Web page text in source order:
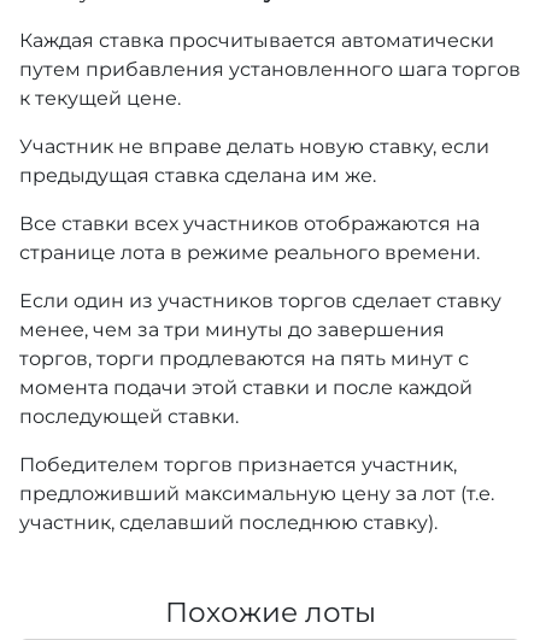
Каждая ставка просчитывается автоматически
путем прибавления установленного шага торгов
к текущей цене.
Участник не вправе делать новую ставку, если
предыдущая ставка сделана им же.
Все ставки всех участников отображаются на
странице лота в режиме реального времени.
Если один из участников торгов сделает ставку
менее, чем за три минуты до завершения
торгов, торги продлеваются на пять минут с
момента подачи этой ставки и после каждой
последующей ставки.
Победителем торгов признается участник,
предложивший максимальную цену за лот (т.е.
участник, сделавший последнюю ставку).
Похожие лоты